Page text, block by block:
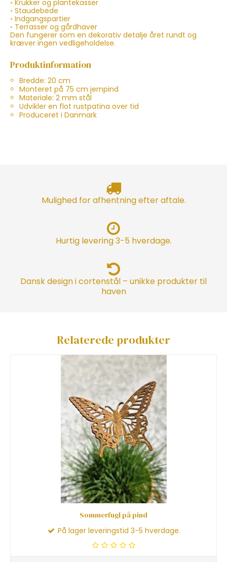
◦ Krukker og plantekasser
◦ Staudebede
◦ Indgangspartier
◦ Terrasser og gårdhaver
Den fungerer som en dekorativ detalje året rundt og
kræver ingen vedligeholdelse.
Produktinformation
Bredde: 20 cm
Monteret på 75 cm jernpind
Materiale: 2 mm stål
Udvikler en flot rustpatina over tid
Produceret i Danmark
Mulighed for afhentning efter aftale.
Hurtig levering 3-5 hverdage.
Dansk design i cortenstål – unikke produkter til
haven
Relaterede produkter
Sommerfugl på pind
På lager leveringstid 3-5 hverdage.